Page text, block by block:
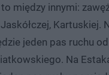
między innymi:
Kartuskiej.
jeden pas ruchu
Na